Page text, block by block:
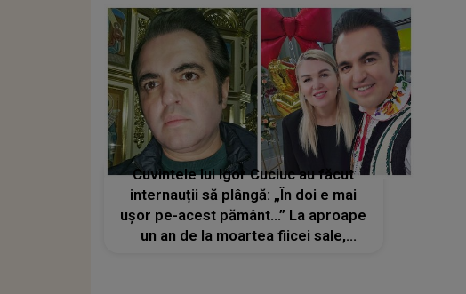
Cuvintele lui Igor Cuciuc au făcut
internauții să plângă: „În doi e mai
ușor pe-acest pământ...” La aproape
un an de la moartea fiicei sale,